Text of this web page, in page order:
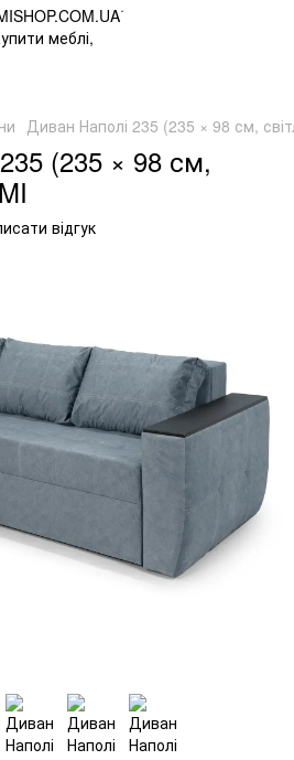
Диван Наполі 235 (235 × 98 см,
(235 × 98 см,
відгук